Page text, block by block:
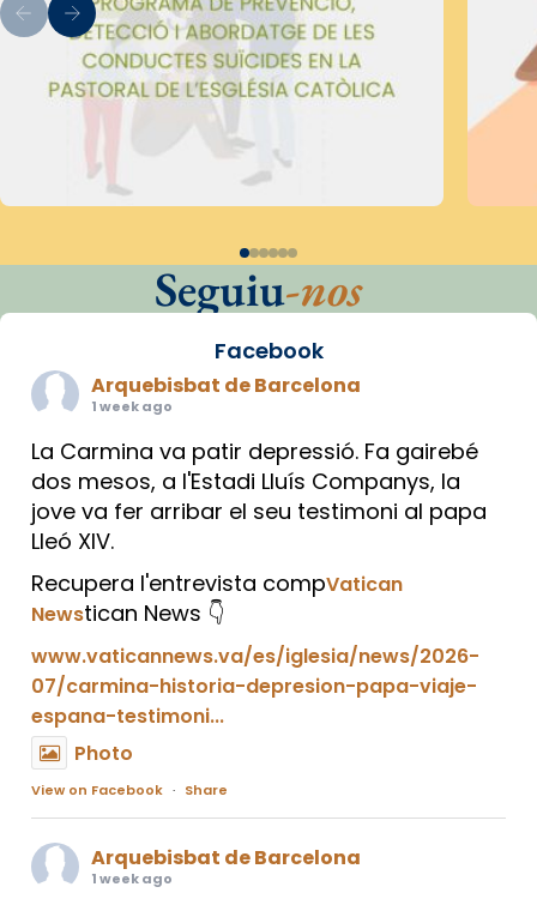
Seguiu-nos
Facebook
Arquebisbat de Barcelona
1 week ago
La Carmina va patir depressió. Fa gairebé
dos mesos, a l'Estadi Lluís Companys, la
jove va fer arribar el seu testimoni al papa
Lleó XIV.
Recupera l'entrevista compVatican
Newstican News 👇
www.vaticannews.va/es/iglesia/news/2026-
07/carmina-historia-depresion-papa-viaje-
espana-testimoni...
Photo
View on Facebook · Share
Arquebisbat de Barcelona
1 week ago